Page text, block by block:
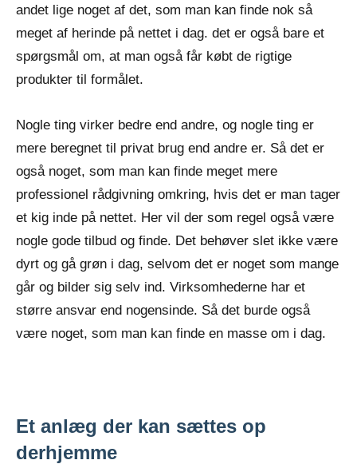
andet lige noget af det, som man kan finde nok så
meget af herinde på nettet i dag. det er også bare et
spørgsmål om, at man også får købt de rigtige
produkter til formålet.
Nogle ting virker bedre end andre, og nogle ting er
mere beregnet til privat brug end andre er. Så det er
også noget, som man kan finde meget mere
professionel rådgivning omkring, hvis det er man tager
et kig inde på nettet. Her vil der som regel også være
nogle gode tilbud og finde. Det behøver slet ikke være
dyrt og gå grøn i dag, selvom det er noget som mange
går og bilder sig selv ind. Virksomhederne har et
større ansvar end nogensinde. Så det burde også
være noget, som man kan finde en masse om i dag.
Et anlæg der kan sættes op
derhjemme